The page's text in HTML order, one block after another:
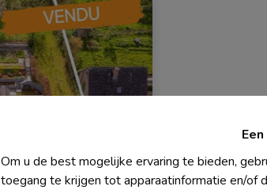
Om u de best mogelijke ervaring te bieden,
toegang te krijgen tot apparaatinformatie en/of